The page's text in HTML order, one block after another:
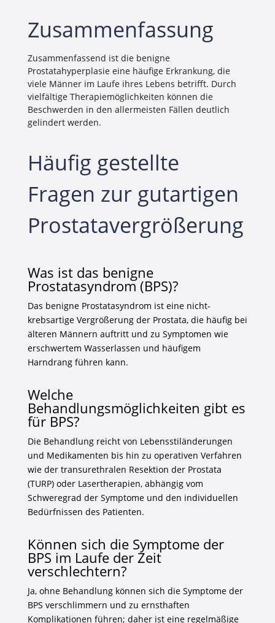
Zusammenfassung
Zusammenfassend ist die benigne
Prostatahyperplasie eine häufige Erkrankung, die
viele Männer im Laufe ihres Lebens betrifft. Durch
vielfältige Therapiemöglichkeiten können die
Beschwerden in den allermeisten Fällen deutlich
gelindert werden.
Häufig gestellte
Fragen zur gutartigen
Prostatavergrößerung
Was ist das benigne
Prostatasyndrom (BPS)?
Das benigne Prostatasyndrom ist eine nicht-
krebsartige Vergrößerung der Prostata, die häufig bei
älteren Männern auftritt und zu Symptomen wie
erschwertem Wasserlassen und häufigem
Harndrang führen kann.
Welche
Behandlungsmöglichkeiten gibt es
für BPS?
Die Behandlung reicht von Lebensstiländerungen
und Medikamenten bis hin zu operativen Verfahren
wie der transurethralen Resektion der Prostata
(TURP) oder Lasertherapien, abhängig vom
Schweregrad der Symptome und den individuellen
Bedürfnissen des Patienten.
Können sich die Symptome der
BPS im Laufe der Zeit
verschlechtern?
Ja, ohne Behandlung können sich die Symptome der
BPS verschlimmern und zu ernsthaften
Komplikationen führen; daher ist eine regelmäßige